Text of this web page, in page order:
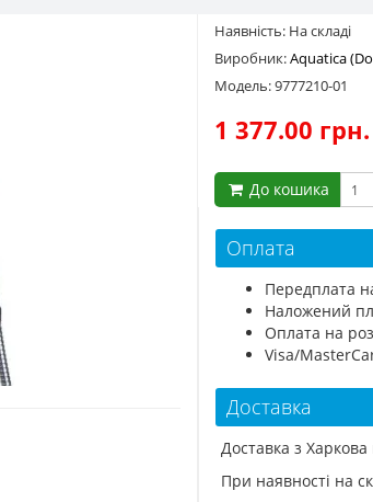
Наявність: На складі
Виробник:Aquatica
Модель: 9777210-01
1 377.00 грн.
До кошика
Оплата
Передплата
Наложений
Оплата на
Visa/
Доставка
Доставка з Харкова
При наявності на